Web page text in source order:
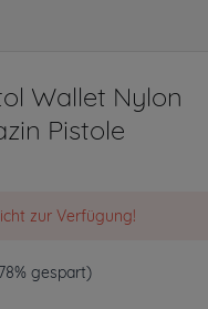
Wallet Nylon
Pistole
zur Verfügung!
gespart)